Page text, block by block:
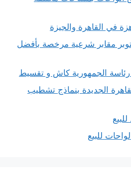
في القاهرة والجيزة
للمسلمين 6 اكتوبر مقابر شرعية مرخصة بأفضل
رئاسة الجمهورية كاش و تقسيط
الجديدة بنماذج تشطيب